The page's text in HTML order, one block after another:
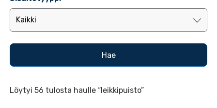
Löytyi 56 tulosta haulle “leikkipuisto”